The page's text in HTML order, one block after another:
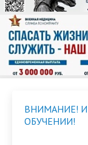
ВНИМАНИЕ!
ОБУЧЕНИИ!